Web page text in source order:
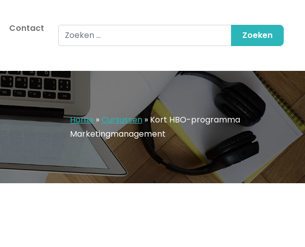
Contact Zoeken naar:
Home »Cursussen» Kort HBO-programma
Marketingmanagement